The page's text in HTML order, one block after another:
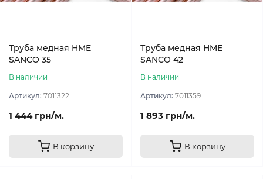
Труба медная HME
SANCO 35
В наличии
Артикул: 7011322
1 444 грн/м.
В корзину
Труба медная HME
SANCO 42
В наличии
Артикул: 7011359
1 893 грн/м.
В корзину